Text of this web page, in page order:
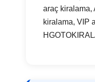
araç kiralama,
kiralama, VIP